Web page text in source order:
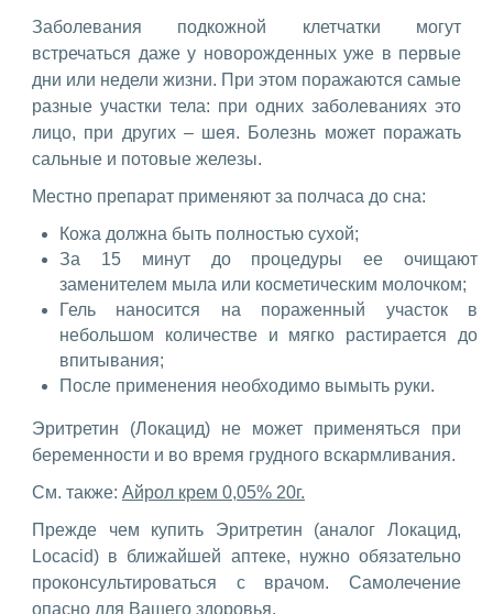
Заболевания подкожной клетчатки могут
встречаться даже у новорожденных уже в первые
дни или недели жизни. При этом поражаются самые
разные участки тела: при одних заболеваниях это
лицо, при других – шея. Болезнь может поражать
сальные и потовые железы.
Местно препарат применяют за полчаса до сна:
Кожа должна быть полностью сухой;
За 15 минут до процедуры ее очищают
заменителем мыла или косметическим молочком;
Гель наносится на пораженный участок в
небольшом количестве и мягко растирается до
впитывания;
После применения необходимо вымыть руки.
Эритретин (Локацид) не может применяться при
беременности и во время грудного вскармливания.
См. также: Айрол крем 0,05% 20г.
Прежде чем купить Эритретин (аналог Локацид,
Locacid) в ближайшей аптеке, нужно обязательно
проконсультироваться с врачом. Самолечение
опасно для Вашего здоровья.